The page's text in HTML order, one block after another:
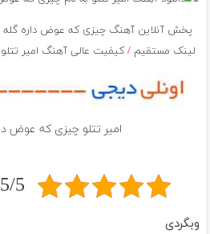
پخش آنلاین آهنگ چیزى که عوض داره گله
لینک مستقیم /کیفیت عالی آهنگ امیر
امیر تتلو چیزى که عوض
5/5 - (1 امتیاز)
وبگردی